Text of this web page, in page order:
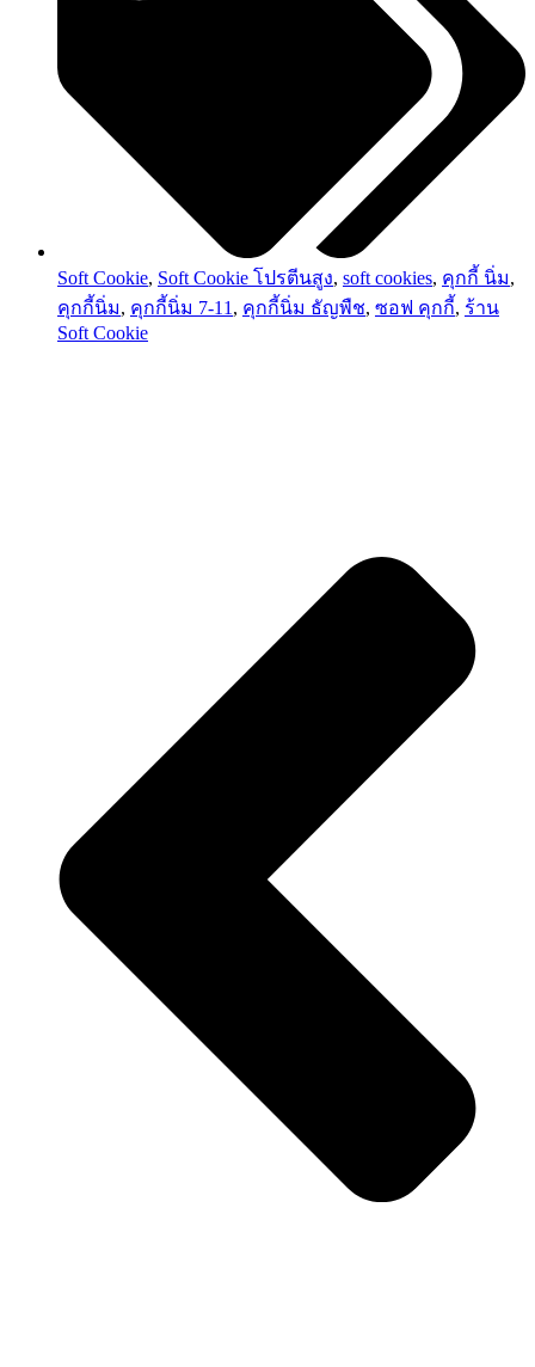
Soft Cookie, Soft Cookie โปรตีนสูง, soft cookies, คุกกี้ นิ่ม,
คุกกี้นิ่ม, คุกกี้นิ่ม 7-11 , คุกกี้นิ่ม ธัญพืช, ซอฟ คุกกี้, ร้าน
Soft Cookie